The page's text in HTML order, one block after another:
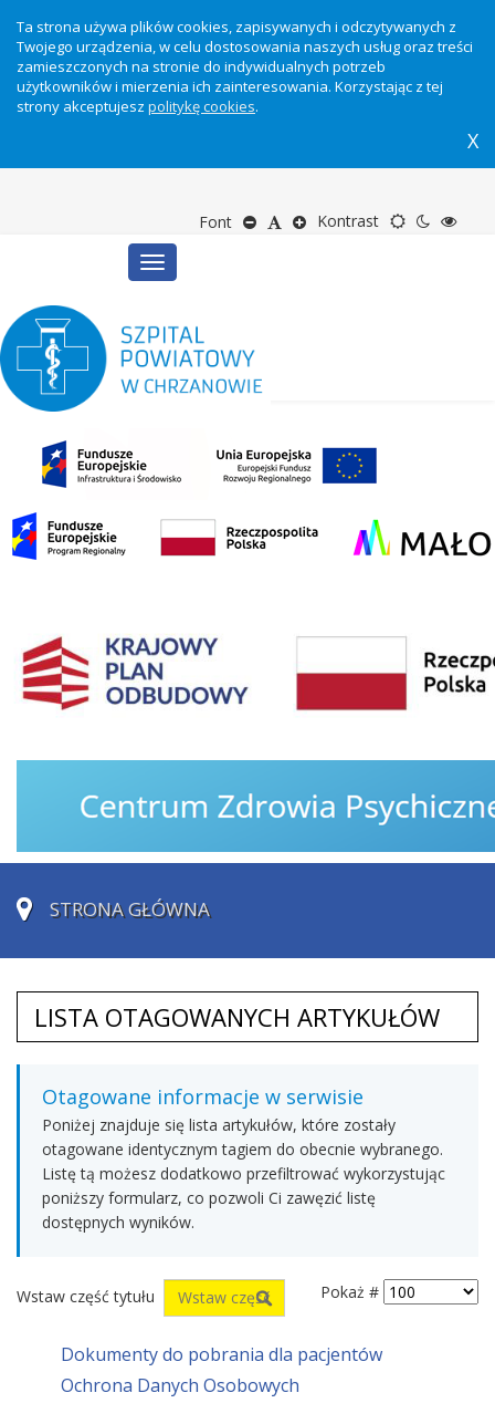
Ta strona używa plików cookies, zapisywanych i odczytywanych z
Twojego urządzenia, w celu dostosowania naszych usług oraz treści
zamieszczonych na stronie do indywidualnych potrzeb
użytkowników i mierzenia ich zainteresowania. Korzystając z tej
strony akceptujesz politykę cookies.
X
Kontrast Motyw
TrybTryb
Font ZmniejszDomyślny
Zwiększ
Toggle
navigation
STRONA GŁÓWNA
LISTA OTAGOWANYCH ARTYKUŁÓW
Otagowane informacje w serwisie
Poniżej znajduje się lista artykułów, które zostały
otagowane identycznym tagiem do obecnie wybranego.
Listę tą możesz dodatkowo przefiltrować wykorzystując
poniższy formularz, co pozwoli Ci zawęzić listę
dostępnych wyników.
Wstaw część tytułu Pokaż #
Dokumenty do pobrania dla pacjentów
Ochrona Danych Osobowych